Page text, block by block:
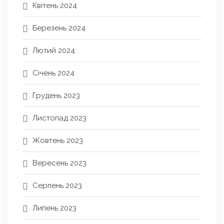
Квітень 2024
Березень 2024
Лютий 2024
Січень 2024
Грудень 2023
Листопад 2023
Жовтень 2023
Вересень 2023
Серпень 2023
Липень 2023